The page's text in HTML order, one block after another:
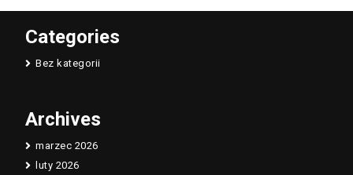
Categories
Bez kategorii
Archives
marzec 2026
luty 2026